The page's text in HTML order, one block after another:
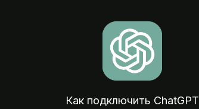
Как подключить ChatGPT